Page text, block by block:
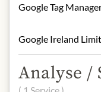
abweichen
nougat
Google Tag
Google Ireland
Analyse /